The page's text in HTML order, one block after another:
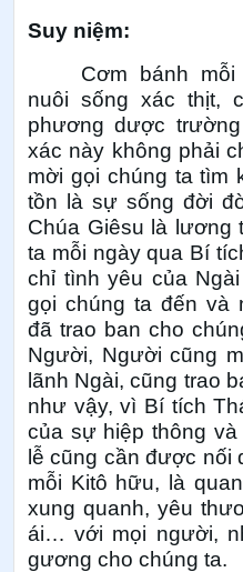
Suy niệm:
Cơm bánh
nuôi sống xác thịt,
phương dược
xác này không phải
mời gọi chúng ta tìm
tồn là sự sống đời
Chúa Giêsu là lương
ta mỗi ngày qua Bí
chỉ tình yêu của
gọi chúng ta đến và
đã trao ban cho
Người, Người cũng
lãnh Ngài, cũng trao
như vậy, vì Bí tích
của sự hiệp thông
lễ cũng cần được nối
mỗi Kitô hữu, là
xung quanh, yêu
ái… với mọi người,
gương cho chúng ta.